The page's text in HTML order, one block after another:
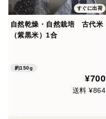
すぐに出荷
自然乾燥・自然栽培 古代米
（紫黒米）1合
約150g
¥700
送料 ¥864